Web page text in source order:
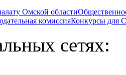
Омской области
комиссияКонкурсы
сетях: